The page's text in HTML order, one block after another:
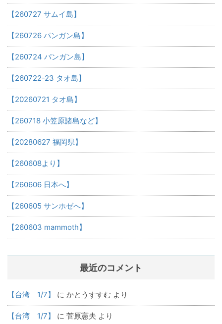
【260727 サムイ島】
【260726 パンガン島】
【260724 パンガン島】
【260722-23 タオ島】
【20260721 タオ島】
【260718 小笠原諸島など】
【20280627 福岡県】
【260608より】
【260606 日本へ】
【260605 サンホゼへ】
【260603 mammoth】
最近のコメント
【台湾 1/7】 に かとうすすむ より
【台湾 1/7】 に 菅原憲夫 より